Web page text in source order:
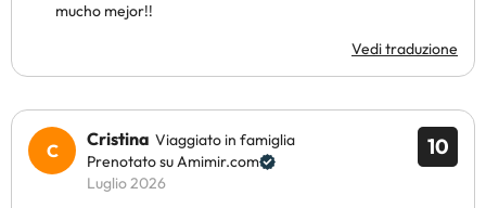
mucho mejor!!
Vedi traduzione
10
Cristina Viaggiato in famiglia
Prenotato su Amimir.com
Luglio 2026